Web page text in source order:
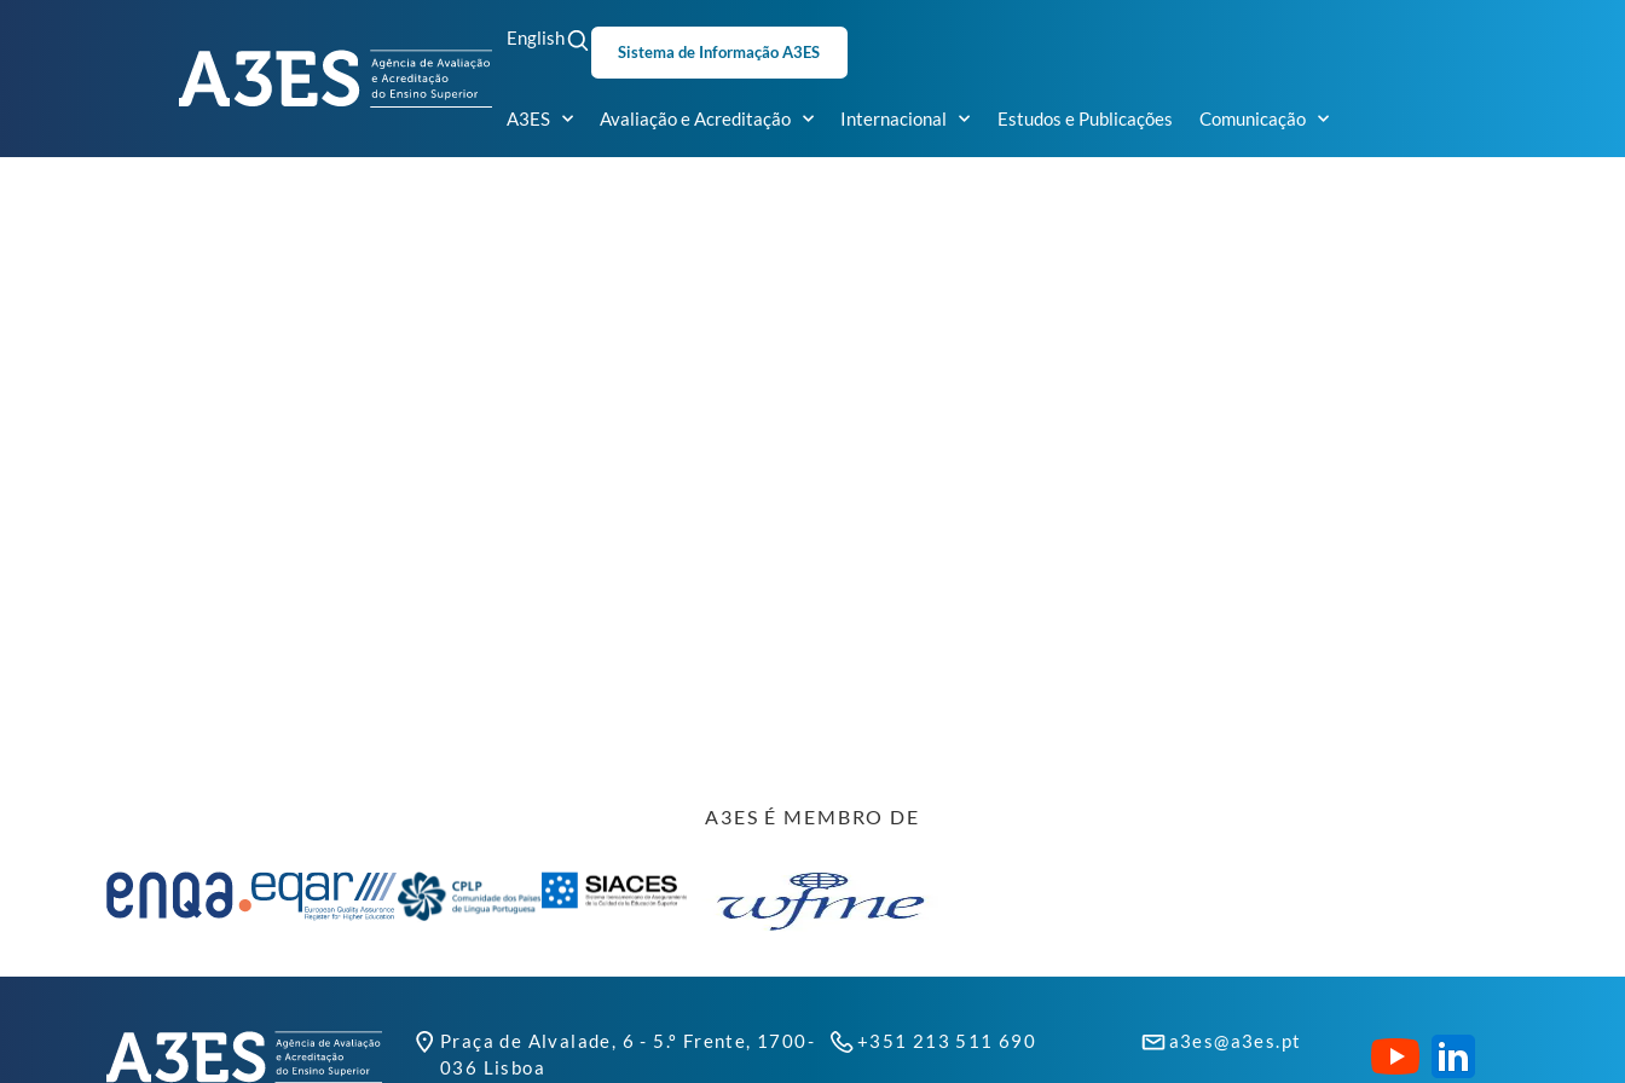
English
Sistema de Informação A3ES
A3ES Avaliação e Acreditação Internacional Estudos e Publicações Comunicação
A3ES É MEMBRO DE
Praça de Alvalade, 6 - 5.º Frente, 1700-
036 Lisboa
+351 213 511 690 a3es@a3es.pt